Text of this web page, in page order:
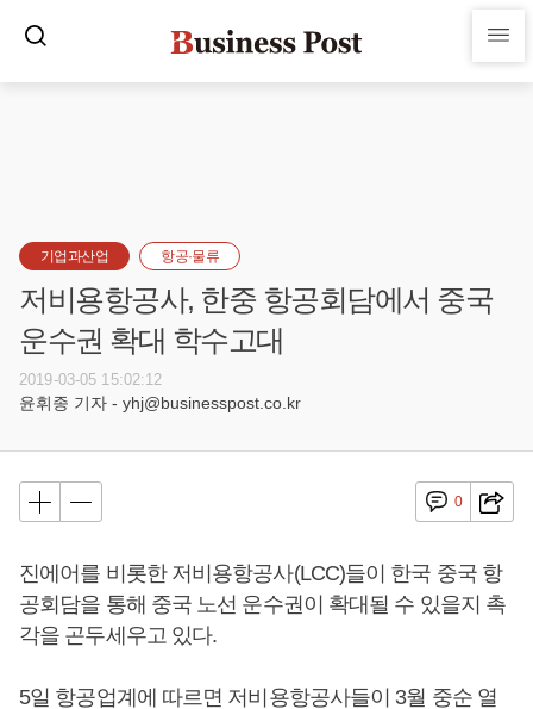
기업과산업 항공·물류
저비용항공사, 한중 항공회담에서 중국
운수권 확대 학수고대
2019-03-05 15:02:12
윤휘종 기자 - yhj@businesspost.co.kr
0
진에어를 비롯한 저비용항공사(LCC)들이 한국 중국 항
공회담을 통해 중국 노선 운수권이 확대될 수 있을지 촉
각을 곤두세우고 있다.
5일 항공업계에 따르면 저비용항공사들이 3월 중순 열